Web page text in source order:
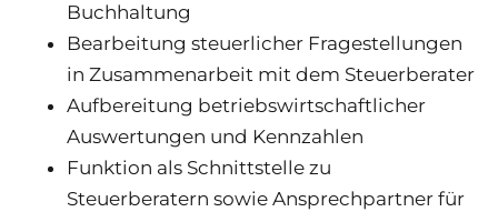
Buchhaltung
Bearbeitung steuerlicher Fragestellungen
in Zusammenarbeit mit dem Steuerberater
Aufbereitung betriebswirtschaftlicher
Auswertungen und Kennzahlen
Funktion als Schnittstelle zu
Steuerberatern sowie Ansprechpartner für